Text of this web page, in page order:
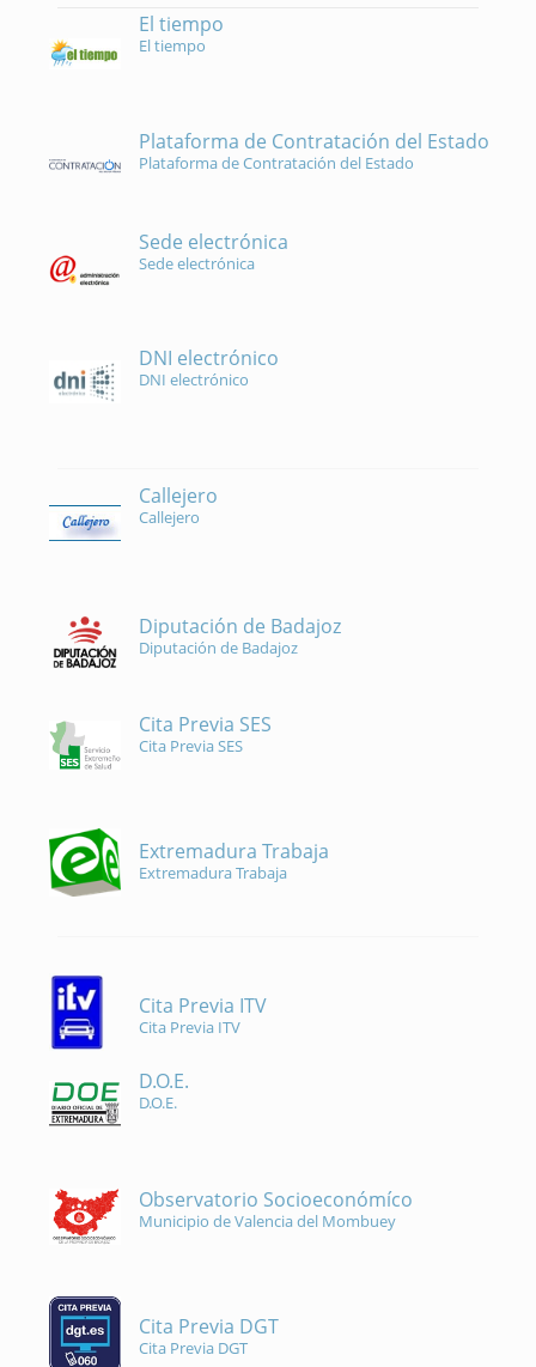
El tiempo
El tiempo
Plataforma de Contratación del Estado
Plataforma de Contratación del Estado
Sede electrónica
Sede electrónica
DNI electrónico
DNI electrónico
Callejero
Callejero
Diputación de Badajoz
Diputación de Badajoz
Cita Previa SES
Cita Previa SES
Extremadura Trabaja
Extremadura Trabaja
Cita Previa ITV
Cita Previa ITV
D.O.E.
D.O.E.
Observatorio Socioeconómíco
Municipio de Valencia del Mombuey
Cita Previa DGT
Cita Previa DGT